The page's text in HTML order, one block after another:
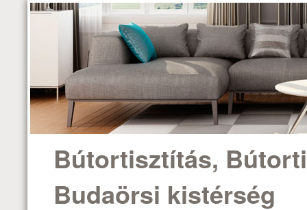
Bútortisztítás,
Budaörsi kistérség